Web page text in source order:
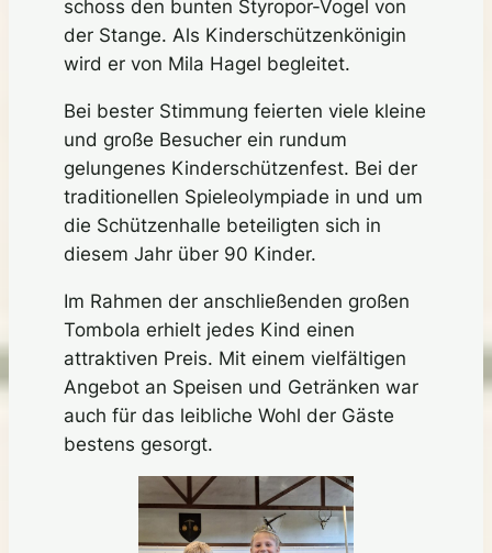
schoss den bunten Styropor-Vogel von
der Stange. Als Kinderschützenkönigin
wird er von Mila Hagel begleitet.
Bei bester Stimmung feierten viele kleine
und große Besucher ein rundum
gelungenes Kinderschützenfest. Bei der
traditionellen Spieleolympiade in und um
die Schützenhalle beteiligten sich in
diesem Jahr über 90 Kinder.
Im Rahmen der anschließenden großen
Tombola erhielt jedes Kind einen
attraktiven Preis. Mit einem vielfältigen
Angebot an Speisen und Getränken war
auch für das leibliche Wohl der Gäste
bestens gesorgt.